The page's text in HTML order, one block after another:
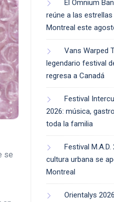
se
El Omnium
reúne a las
Montreal este
Vans Warped
legendario festival
regresa a Canadá
Festival
2026: música,
toda la familia
Festival
cultura urbana se
Montreal
Orientalys